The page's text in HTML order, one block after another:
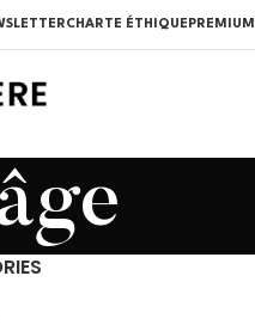
CHARTE ÉTHIQUE PREMIUM